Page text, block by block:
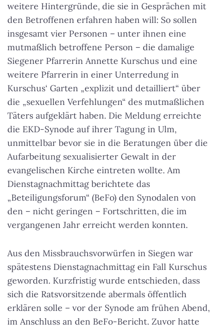
weitere Hintergründe, die sie in Gesprächen mit
den Betroffenen erfahren haben will: So sollen
insgesamt vier Personen – unter ihnen eine
mutmaßlich betroffene Person – die damalige
Siegener Pfarrerin Annette Kurschus und eine
weitere Pfarrerin in einer Unterredung in
Kurschus‘ Garten „explizit und detailliert“ über
die „sexuellen Verfehlungen“ des mutmaßlichen
Täters aufgeklärt haben. Die Meldung erreichte
die EKD-Synode auf ihrer Tagung in Ulm,
unmittelbar bevor sie in die Beratungen über die
Aufarbeitung sexualisierter Gewalt in der
evangelischen Kirche eintreten wollte. Am
Dienstagnachmittag berichtete das
„Beteiligungsforum“ (BeFo) den Synodalen von
den – nicht geringen – Fortschritten, die im
vergangenen Jahr erreicht werden konnten.
Aus den Missbrauchsvorwürfen in Siegen war
spätestens Dienstagnachmittag ein Fall Kurschus
geworden. Kurzfristig wurde entschieden, dass
sich die Ratsvorsitzende abermals öffentlich
erklären solle – vor der Synode am frühen Abend,
im Anschluss an den BeFo-Bericht. Zuvor hatte